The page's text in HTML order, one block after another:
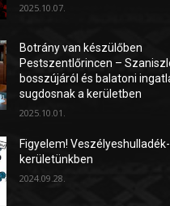
2025.10.07.
Botrány van készülőben
Pestszentlőrincen –
bosszújáról és balatoni
sugdosnak a kerületben
2025.10.01.
Figyelem!
kerületünkben
2024.09.28.